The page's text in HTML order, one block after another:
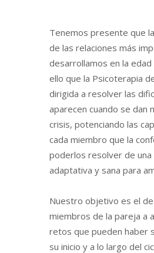
Tenemos presente que
de las relaciones más
desarrollamos en la
ello que la Psicoterapia
dirigida a resolver las
aparecen cuando se dan
crisis, potenciando las
cada miembro que la
poderlos resolver de una
adaptativa y sana para
Nuestro objetivo es el
miembros de la pareja a
retos que pueden haber
su inicio y a lo largo del